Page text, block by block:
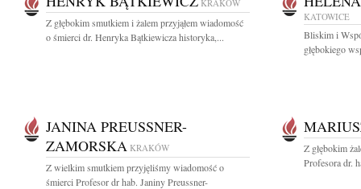
KRAKÓW
Z głębokim smutkiem i żalem przyjąłem wiadomość
o śmierci dr. Henryka Bątkiewicza historyka,...
KATOWICE
Bliskim i
głębokiego
JANINA PREUSSNER-
ZAMORSKA KRAKÓW
Z wielkim smutkiem przyjęliśmy wiadomość o
śmierci Profesor dr hab. Janiny Preussner-
Z głębokim
Profesora dr.